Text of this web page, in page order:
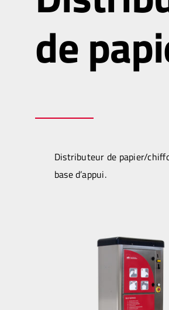
de
Distributeur de papier/
base d’appui.